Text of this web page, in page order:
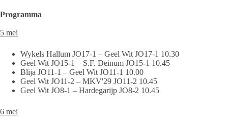
Programma
5 mei
Wykels Hallum JO17-1 – Geel Wit JO17-1 10.30
Geel Wit JO15-1 – S.F. Deinum JO15-1 10.45
Blija JO11-1 – Geel Wit JO11-1 10.00
Geel Wit JO11-2 – MKV'29 JO11-2 10.45
Geel Wit JO8-1 – Hardegarijp JO8-2 10.45
6 mei